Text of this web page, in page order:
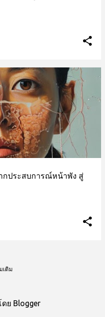
กประสบการณ์หน้าพัง สู่
เติม
ย Blogger